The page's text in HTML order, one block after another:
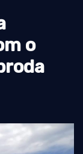
o